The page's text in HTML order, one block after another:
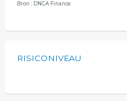
Bron : DNCA Finance
RISICONIVEAU